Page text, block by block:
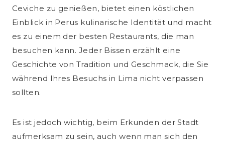
Ceviche zu genießen, bietet einen köstlichen
Einblick in Perus kulinarische Identität und macht
es zu einem der besten Restaurants, die man
besuchen kann. Jeder Bissen erzählt eine
Geschichte von Tradition und Geschmack, die Sie
während Ihres Besuchs in Lima nicht verpassen
sollten.
Es ist jedoch wichtig, beim Erkunden der Stadt
aufmerksam zu sein, auch wenn man sich den